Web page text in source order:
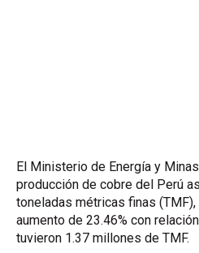
El Ministerio de Energía y
producción de cobre del Perú
toneladas métricas finas (TMF
aumento de 23.46% con
tuvieron 1.37 millones de TMF.